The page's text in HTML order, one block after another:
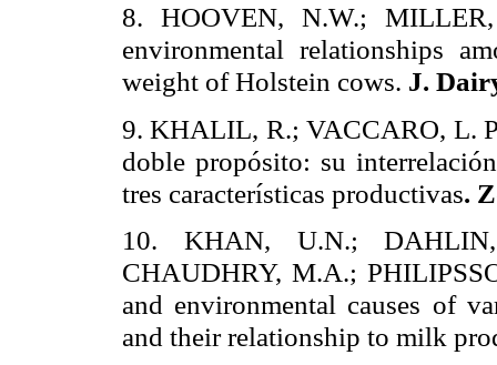
8. HOOVEN, N.W.;
environmental relationships
weight of Holstein cows. J.
9. KHALIL, R.; VACCARO, L.
doble propósito: su
tres características productivas.
10. KHAN, U.N.;
CHAUDHRY, M.A.;
and environmental causes of
and their relationship to milk